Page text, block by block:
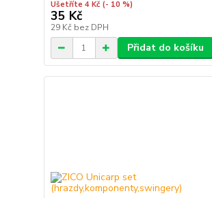
Ušetříte 4 Kč (- 10 %)
35 Kč
29 Kč bez DPH
Přidat do košíku